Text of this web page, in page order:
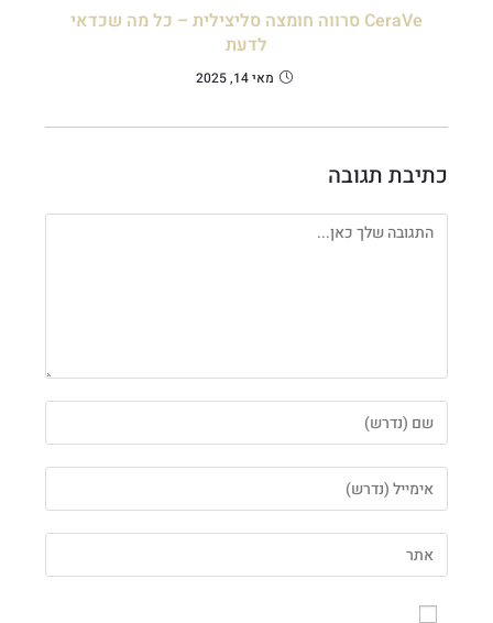
CeraVe סרווה חומצה סליצילית – כל מה שכדאי
לדעת
מאי 14, 2025
כתיבת תגובה